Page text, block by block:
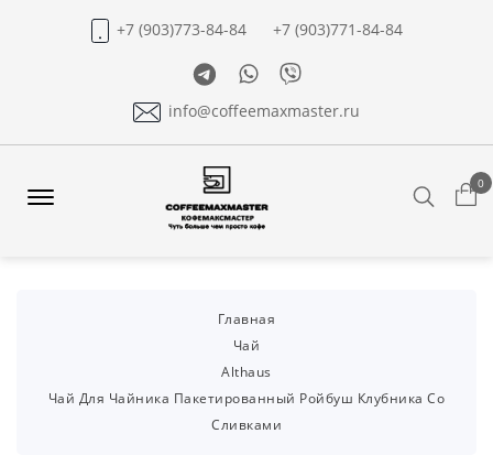
+7 (903)773-84-84
+7 (903)771-84-84
TelegramWhatsapp
Viber
info@coffeemaxmaster.ru
0
Главная
Чай
Althaus
Чай Для Чайника Пакетированный Ройбуш Клубника Со
Сливками